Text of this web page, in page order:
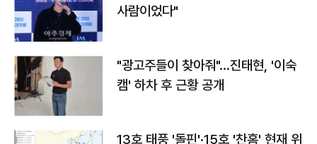
사람이었다"
"광고주들이 찾아줘"…진태현, '이숙
캠' 하차 후 근황 공개
13호 태풍 '돌핀'·15호 '찬홈' 현재 위